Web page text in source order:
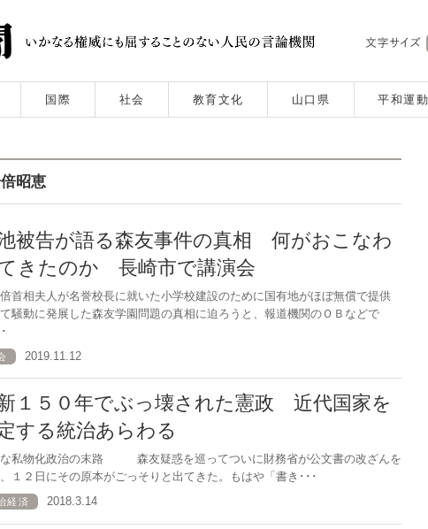
国際 社会 教育文化 山口県 平和運動
昭恵
被告が語る森友事件の真相 何がおこなわ
きたのか 長崎市で講演会
首相夫人が名誉校長に就いた小学校建設のために国有地がほぼ無償で提供
騒動に発展した森友学園問題の真相に迫ろうと、報道機関のＯＢなどで
2019.11.12
１５０年でぶっ壊された憲政 近代国家を
する統治あらわる
私物化政治の末路 森友疑惑を巡ってついに財務省が公文書の改ざんを
１２日にその原本がごっそりと出てきた。もはや「書き･･･
経済 2018.3.14